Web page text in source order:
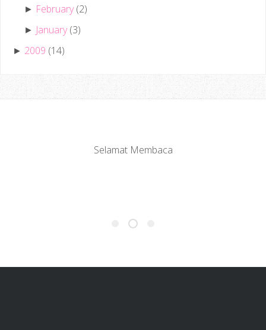
► February (2)
► January (3)
► 2009 (14)
Selamat Membaca